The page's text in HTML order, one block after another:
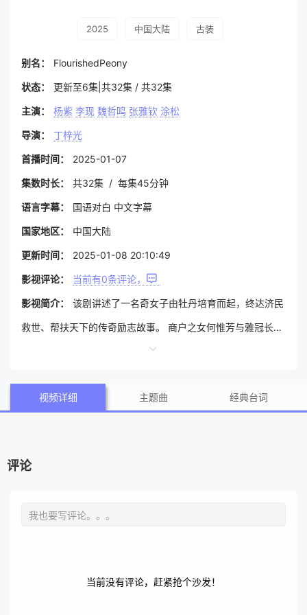
2025 中国大陆 古装
别名： FlourishedPeony
状态： 更新至6集|共32集 / 共32集
主演： 杨紫 李现 魏哲鸣 张雅钦 涂松
导演： 丁梓光
首播时间： 2025-01-07
集数时长： 共32集 / 每集45分钟
语言字幕： 国语对白 中文字幕
国家地区： 中国大陆
更新时间： 2025-01-08 20:10:49
影视评论： 当前有0条评论，
影视简介： 该剧讲述了一名奇女子由牡丹培育而起，终达济民
救世、帮扶天下的传奇励志故事。 商户之女何惟芳与雅冠长安
的蒋长扬相识后，两人组成了匠人与投资人的组合。凭借培育
坎坷的女性共同经营花坊，过关斩将，在女子本弱的偏执沉疴
之利刃。在亲历底层之苦、另悟牡丹之用后，何惟芳决心转型
与玲珑之心，帮蒋长扬成功平定了叛乱，有情人双双隐退天地
视频详细 主题曲 经典台词
评论
当前没有评论，赶紧抢个沙发！